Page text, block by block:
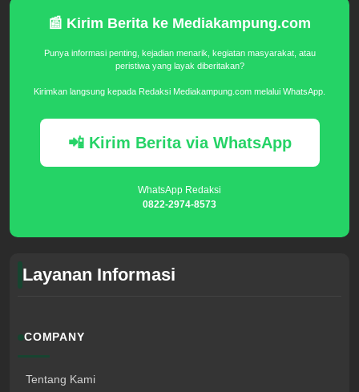
📰 Kirim Berita ke Mediakampung.com
Punya informasi penting, kejadian menarik, kegiatan masyarakat, atau
peristiwa yang layak diberitakan?
Kirimkan langsung kepada Redaksi Mediakampung.com melalui WhatsApp.
📲 Kirim Berita via WhatsApp
WhatsApp Redaksi
0822-2974-8573
Layanan Informasi
COMPANY
Tentang Kami